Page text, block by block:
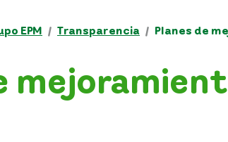
EPM Transparencia Planes de